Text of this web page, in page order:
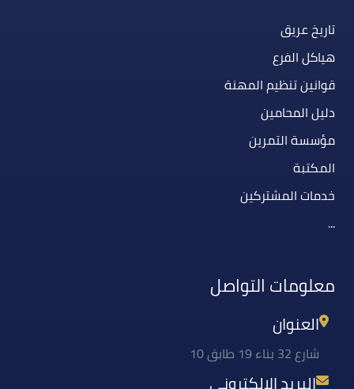
تاريخ عريق
هياكل الفرع
قوانين تنظيم المهنة
دليل المحامين
مؤسسة التمرين
المكتبة
خدمات المشتركين
...
معلومات التواصل
العنوان
شارع 32 بناء 19 طابق 10
البريد الإلكتروني